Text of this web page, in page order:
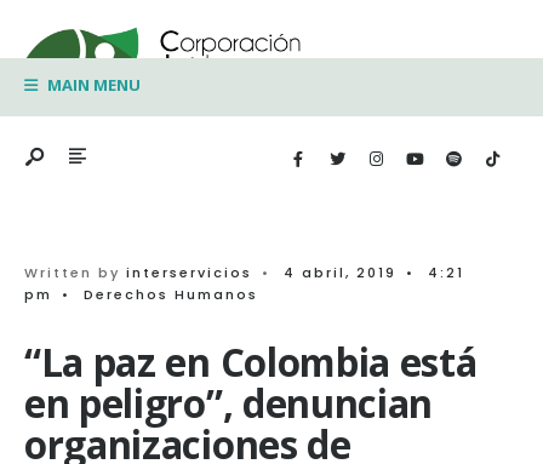
to
contentMAIN MENU
Written by interservicios • 4 abril, 2019 •
4:21
pm
• Derechos Humanos
“La paz en Colombia está
en peligro”, denuncian
organizaciones de
for: